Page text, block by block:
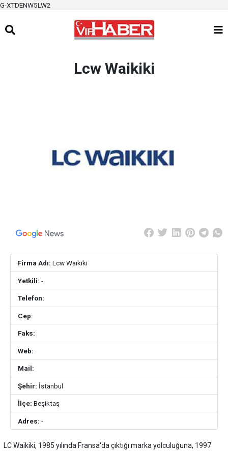
G-XTDENW5LW2
Lcw Waikiki
Firma Adı: Lcw Waikiki
Yetkili: -
Telefon:
Cep:
Faks:
Web:
Mail:
Şehir: İstanbul
İlçe: Beşiktaş
Adres: -
LC Waikiki, 1985 yılında Fransa'da çıktığı marka yolculuğuna, 1997